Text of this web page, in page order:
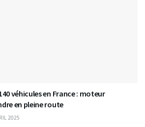
véhicules en France : moteur
en pleine route
2025